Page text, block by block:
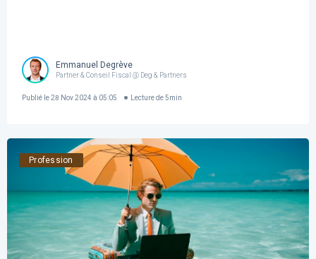
Emmanuel Degrève
Partner & Conseil Fiscal @ Deg & Partners
Publié le28 Nov 2024 à 05:05 Lecture de 5min
Profession